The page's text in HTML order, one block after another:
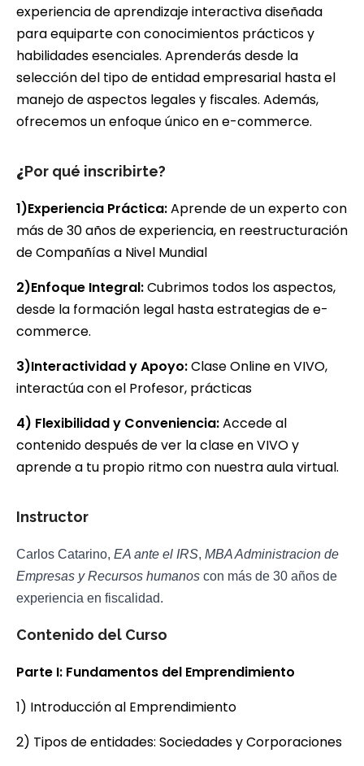
experiencia de aprendizaje interactiva diseñada
para equiparte con conocimientos prácticos y
habilidades esenciales. Aprenderás desde la
selección del tipo de entidad empresarial hasta el
manejo de aspectos legales y fiscales. Además,
ofrecemos un enfoque único en e-commerce.
¿Por qué inscribirte?
1)Experiencia Práctica:Aprende de un experto con
más de 30 años de experiencia, en reestructuración
de Compañías a Nivel Mundial
2)Enfoque Integral:Cubrimos todos los aspectos,
desde la formación legal hasta estrategias de e-
commerce.
3)Interactividad y Apoyo:Clase Online en VIVO,
interactúa con el Profesor, prácticas
4) Flexibilidad y Conveniencia:Accede al
contenido después de ver la clase en VIVO y
aprende a tu propio ritmo con nuestra aula virtual.
Instructor
Carlos Catarino, EA ante el IRS, MBA Administracion de
Empresas y Recursos humanos con más de 30 años de
experiencia en fiscalidad.
Contenido del Curso
Parte I: Fundamentos del Emprendimiento
1) Introducción al Emprendimiento
2) Tipos de entidades: Sociedades y Corporaciones